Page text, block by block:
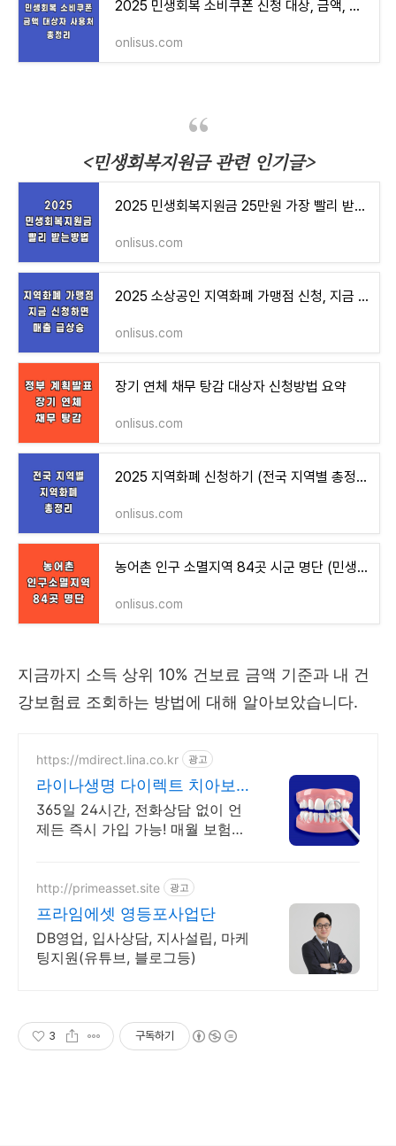
2025 민생회복 소비쿠폰 신청 대상, 금액, 사용처 총정리 (+빨리 받는 꿀팁)
onlisus.com
<민생회복지원금 관련 인기글>
2025 민생회복지원금 25만원 가장 빨리 받는 방법
onlisus.com
2025 소상공인 지역화폐 가맹점 신청, 지금 해야 매출이 급상승
onlisus.com
장기 연체 채무 탕감 대상자 신청방법 요약
onlisus.com
2025 지역화폐 신청하기 (전국 지역별 총정리)
onlisus.com
농어촌 인구 소멸지역 84곳 시군 명단 (민생회복지원금 2만원 추가 지역)
onlisus.com
지금까지 소득 상위 10% 건보료 금액 기준과 내 건
강보험료 조회하는 방법에 대해 알아보았습니다.
https://mdirect.lina.co.kr 광고
라이나생명 다이렉트 치아보험
최대 3만원 상품권 증정
365일 24시간, 전화상담 없이 언
제든 즉시 가입 가능! 매월 보험료
http://primeasset.site 광고
프라임에셋 영등포사업단
DB영업, 입사상담, 지사설립, 마케
팅지원(유튜브, 블로그등)
3 구독하기